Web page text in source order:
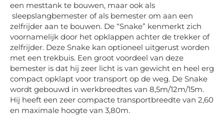
een mesttank te bouwen, maar ook als
sleepslangbemester of als bemester om aan een
zelfrijder aan te bouwen. De “Snake” kenmerkt zich
voornamelijk door het opklappen achter de trekker of
zelfrijder. Deze Snake kan optioneel uitgerust worden
met een trekbuis. Een groot voordeel van deze
bemester is dat hij zeer licht is van gewicht en heel erg
compact opklapt voor transport op de weg. De Snake
wordt gebouwd in werkbreedtes van 8,5m/12m/15m.
Hij heeft een zeer compacte transportbreedte van 2,60
en maximale hoogte van 3,80m.